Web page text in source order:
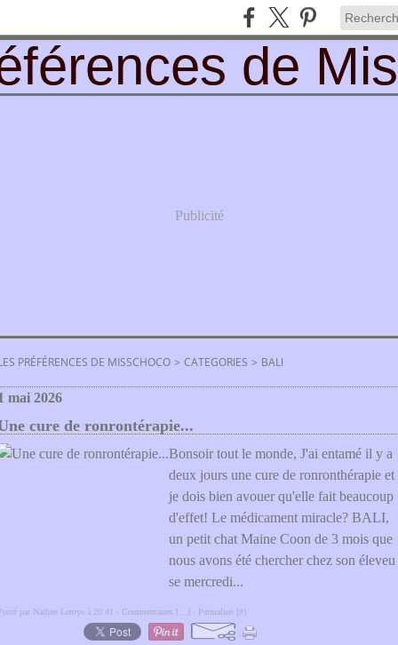
Publicité
PRÉFÉRENCES DE MISSCHOCO > CATEGORIES > BALI
mai 2026
cure de ronrontérapie...
Bonsoir tout le monde, J'ai entamé il y a
deux jours une cure de ronronthérapie et
je dois bien avouer qu'elle fait beaucoup
d'effet! Le médicament miracle? BALI,
un petit chat Maine Coon de 3 mois que
nous avons été chercher chez son éleveu
se mercredi...
par Nadine Lemye à 20:41 -Commentaires [ ] - Permalien [#]